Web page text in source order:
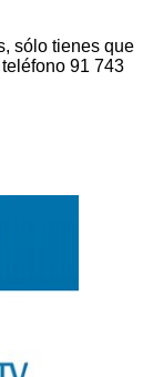
sólo tienes que
91 743